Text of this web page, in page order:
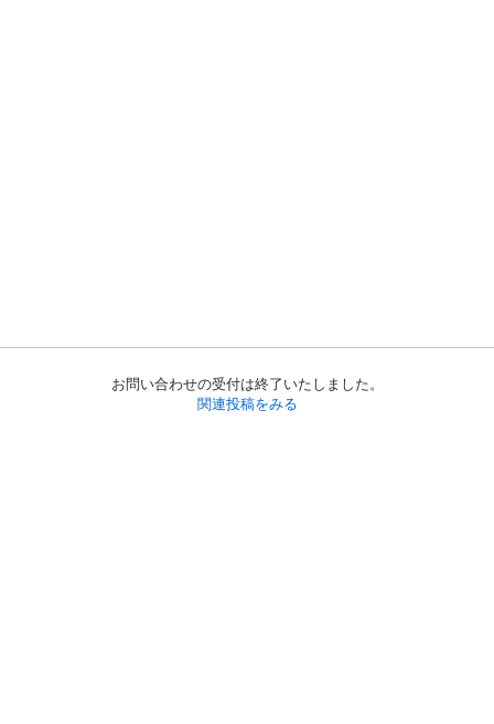
お問い合わせの受付は終了いたしました。
関連投稿をみる